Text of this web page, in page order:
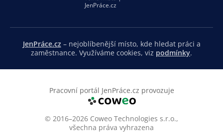
JenPráce.cz – nejoblíbenější místo, kde hledat práci a
zaměstnance. Využíváme cookies, viz podmínky.
Pracovní portál JenPráce.cz provozuje
© 2016–2026 Coweo Technologies s.r.o.,
všechna práva vyhrazena